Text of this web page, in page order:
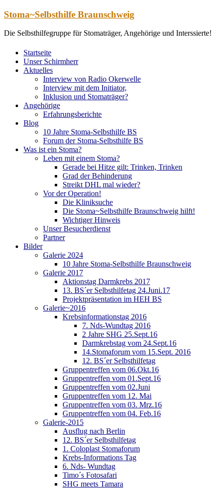
Zum
springen
Stoma~Selbsthilfe Braunschweig
Die Selbsthilfegruppe für Stomaträger, Angehörige und Interssierte!
Startseite
Unser Schirmherr
Aktuelles
Interview von Radio Okerwelle
Interview mit dem Initiator,
Inklusion und Stomaträger?
Angehörige
Erfahrungsberichte
Blog
10 Jahre Stoma-Selbsthilfe BS
Forum der Stoma-Selbsthilfe BS
Was ist ein Stoma?
Leben mit einem Stoma?
Gerade bei Hitze gilt: Trinken, Trinken
Grad der Behinderung
Streikt DHL mal wieder?
Vor der Operation!
Die Kliniksuche
Die Stoma~Selbsthilfe Braunschweig hilft!
Wichtiger Hinweis
Unser Besucherdienst
Partner
Bilder
Galerie 2024
10 Jahre Stoma-Selbsthilfe Braunschweig
Galerie 2017
Aktionstag Darmkrebs 2017
13. BS´er Selbsthilfetag 24.Juni.17
Projektpräsentation im HEH BS
Galerie~2016
Krebsinformationstag 2016
7. Nds-Wundtag 2016
2 Jahre SHG 25.Sept.16
Darmkrebstag vom 24.Sept.16
14.Stomaforum vom 15.Sept. 2016
12. BS´er Selbsthilfetag
Gruppentreffen vom 06.Okt.16
Gruppentreffen vom 01.Sept.16
Gruppentreffen vom 02.Juni
Gruppentreffen vom 12. Mai
Gruppentreffen vom 03. Mrz.16
Gruppentreffen vom 04. Feb.16
Galerie-2015
Ausflug nach Berlin
12. BS´er Selbsthilfetag
1. Coloplast Stomaforum
Krebs-Informations Tag
6. Nds- Wundtag
Timo´s Fotosafari
SHG meets Tamara